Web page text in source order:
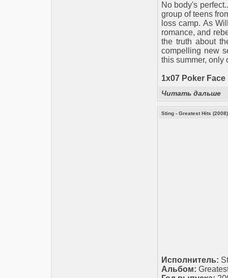
No body's
group of teens
loss camp. As
romance, and
the truth about
compelling new
this summer, only
1x07 Poker Face
Читать дальше
Sting - Greatest Hits
Исполнитель:
Альбом: